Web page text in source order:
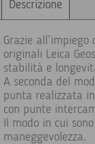
Descrizione
Grazie
originali Leica
stabilità e
A seconda del
punta realizzata
con punte
Il modo in cui
maneggevolezza.